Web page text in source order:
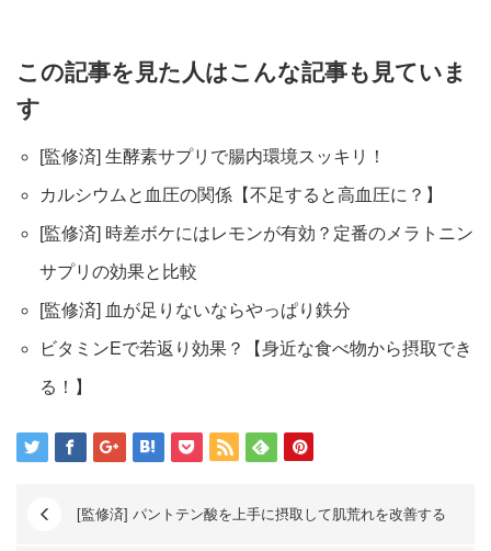
この記事を見た人はこんな記事も見ていま
す
[監修済] 生酵素サプリで腸内環境スッキリ！
カルシウムと血圧の関係【不足すると高血圧に？】
[監修済] 時差ボケにはレモンが有効？定番のメラトニン
サプリの効果と比較
[監修済] 血が足りないならやっぱり鉄分
ビタミンEで若返り効果？【身近な食べ物から摂取でき
る！】
[監修済] パントテン酸を上手に摂取して肌荒れを改善する